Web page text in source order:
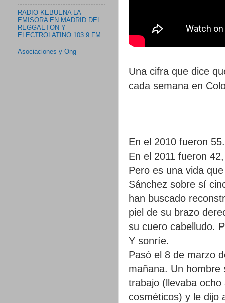
Una cifra que dice
cada semana en
En el 2010 fueron 55.
En el 2011 fueron
Pero es una vida
Sánchez sobre sí
han buscado
piel de su brazo
su cuero cabelludo.
Y sonríe.
Pasó el 8 de marzo
mañana. Un hombre
trabajo (llevaba
cosméticos) y le dijo
RADIO KEBUENA LA
EMISORA EN MADRID DEL
REGGAETON Y
ELECTROLATINO 103.9 FM
Asociaciones y Ong